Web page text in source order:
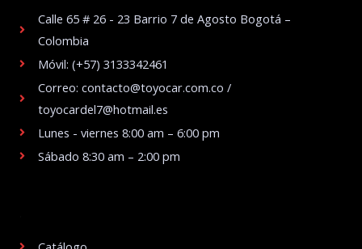
Calle 65 # 26 - 23 Barrio 7 de Agosto Bogotá –
Colombia
Móvil: (+57) 3133342461
Correo: contacto@toyocar.com.co /
toyocardel7@hotmail.es
Lunes - viernes 8:00 am – 6:00 pm
Sábado 8:30 am – 2:00 pm